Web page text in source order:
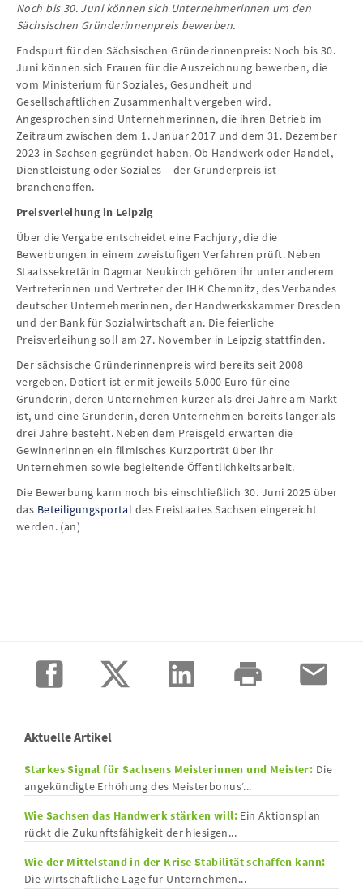
Noch bis 30. Juni können sich Unternehmerinnen um den
Sächsischen Gründerinnenpreis bewerben.
Endspurt für den Sächsischen Gründerinnenpreis: Noch bis 30.
Juni können sich Frauen für die Auszeichnung bewerben, die
vom Ministerium für Soziales, Gesundheit und
Gesellschaftlichen Zusammenhalt vergeben wird.
Angesprochen sind Unternehmerinnen, die ihren Betrieb im
Zeitraum zwischen dem 1. Januar 2017 und dem 31. Dezember
2023 in Sachsen gegründet haben. Ob Handwerk oder Handel,
Dienstleistung oder Soziales – der Gründerpreis ist
branchenoffen.
Preisverleihung in Leipzig
Über die Vergabe entscheidet eine Fachjury, die die
Bewerbungen in einem zweistufigen Verfahren prüft. Neben
Staatssekretärin Dagmar Neukirch gehören ihr unter anderem
Vertreterinnen und Vertreter der IHK Chemnitz, des Verbandes
deutscher Unternehmerinnen, der Handwerkskammer Dresden
und der Bank für Sozialwirtschaft an. Die feierliche
Preisverleihung soll am 27. November in Leipzig stattfinden.
Der sächsische Gründerinnenpreis wird bereits seit 2008
vergeben. Dotiert ist er mit jeweils 5.000 Euro für eine
Gründerin, deren Unternehmen kürzer als drei Jahre am Markt
ist, und eine Gründerin, deren Unternehmen bereits länger als
drei Jahre besteht. Neben dem Preisgeld erwarten die
Gewinnerinnen ein filmisches Kurzporträt über ihr
Unternehmen sowie begleitende Öffentlichkeitsarbeit.
Die Bewerbung kann noch bis einschließlich 30. Juni 2025 über
das Beteiligungsportal des Freistaates Sachsen eingereicht
werden. (an)
Aktuelle Artikel
Starkes Signal für Sachsens Meisterinnen und Meister: Die
angekündigte Erhöhung des Meisterbonus‘...
Wie Sachsen das Handwerk stärken will:Ein Aktionsplan
rückt die Zukunftsfähigkeit der hiesigen...
Wie der Mittelstand in der Krise Stabilität schaffen kann:
Die wirtschaftliche Lage für Unternehmen...